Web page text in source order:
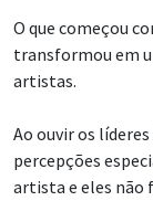
O que começou
transformou em
artistas.
Ao ouvir os
percepções
artista e eles não